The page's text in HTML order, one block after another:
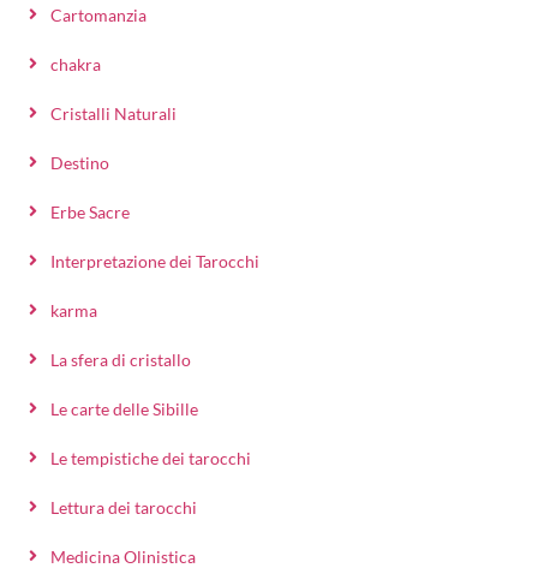
Cartomanzia
chakra
Cristalli Naturali
Destino
Erbe Sacre
Interpretazione dei Tarocchi
karma
La sfera di cristallo
Le carte delle Sibille
Le tempistiche dei tarocchi
Lettura dei tarocchi
Medicina Olinistica